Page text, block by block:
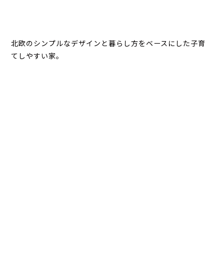
北欧のシンプルなデザインと暮らし方をベースにした子育
てしやすい家。